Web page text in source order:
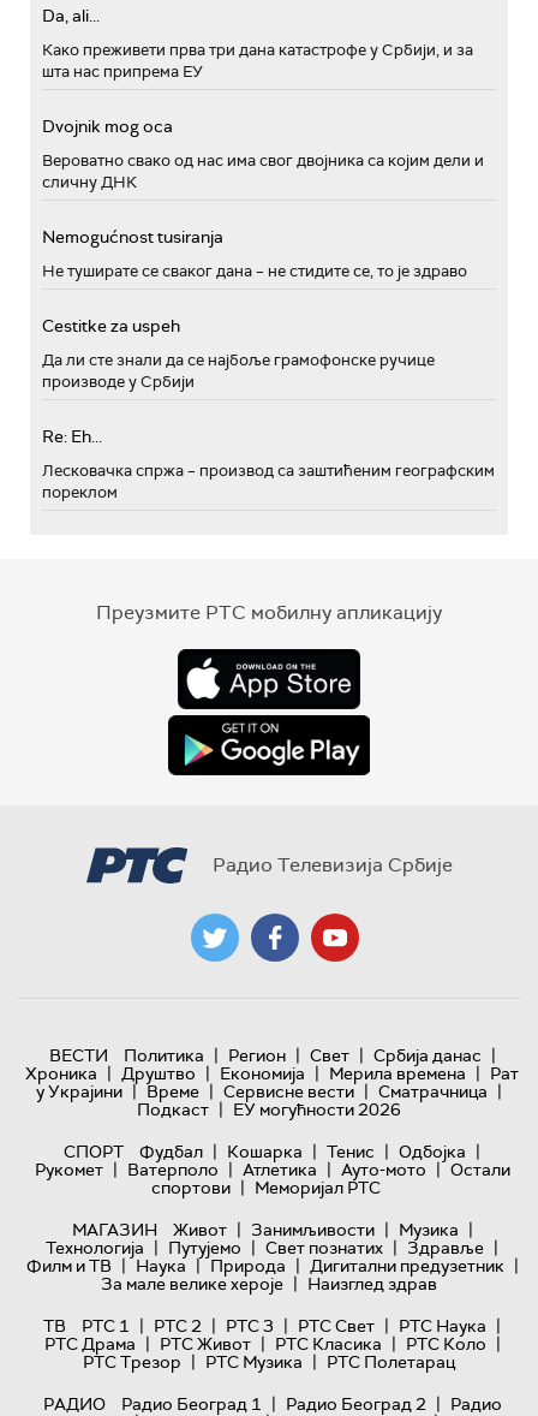
Da, ali...
Како преживети прва три дана катастрофе у Србији, и за
шта нас припрема ЕУ
Dvojnik mog oca
Вероватно свако од нас има свог двојника са којим дели и
сличну ДНК
Nemogućnost tusiranja
Не туширате се сваког дана – не стидите се, то је здраво
Cestitke za uspeh
Да ли сте знали да се најбоље грамофонске ручице
производе у Србији
Re: Eh...
Лесковачка спржа – производ са заштићеним географским
пореклом
Преузмите РТС мобилну апликацију
Радио Телевизија Србије
ВЕСТИ Политика | Регион | Свет | Србија данас |
Хроника | Друштво | Економија | Мерила времена | Рат
у Украјини | Време | Сервисне вести | Сматрачница |
Подкаст | ЕУ могућности 2026
СПОРТ
Фудбал | Кошарка | Тенис | Одбојка |
Рукомет | Ватерполо | Атлетика | Ауто-мото | Остали
спортови | Меморијал РТС
МАГАЗИН
Живот | Занимљивости | Музика |
Технологијa | Путујемо | Свет познатих | Здравље |
Филм и ТВ | Наука | Природа | Дигитални предузетник |
За мале велике хероје | Наизглед здрав
ТВ
РТС 1 | РТС 2 | РТС 3 | РТС Свет | РТС Наука |
РТС Драма | РТС Живот | РТС Класика | РТС Коло |
РТС Трезор | РТС Музика | РТС Полетарац
РАДИО
Радио Београд 1 | Радио Београд 2 | Радио